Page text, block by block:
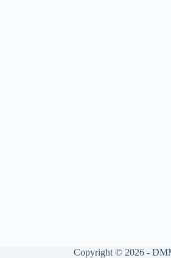
Copyright © 2026 -